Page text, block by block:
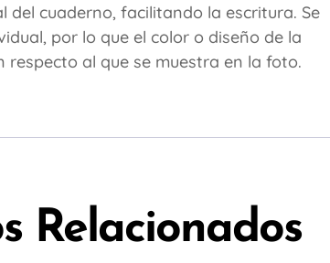
cuaderno, facilitando la escritura. Se
por lo que el color o diseño de la
al que se muestra en la foto.
Relacionados